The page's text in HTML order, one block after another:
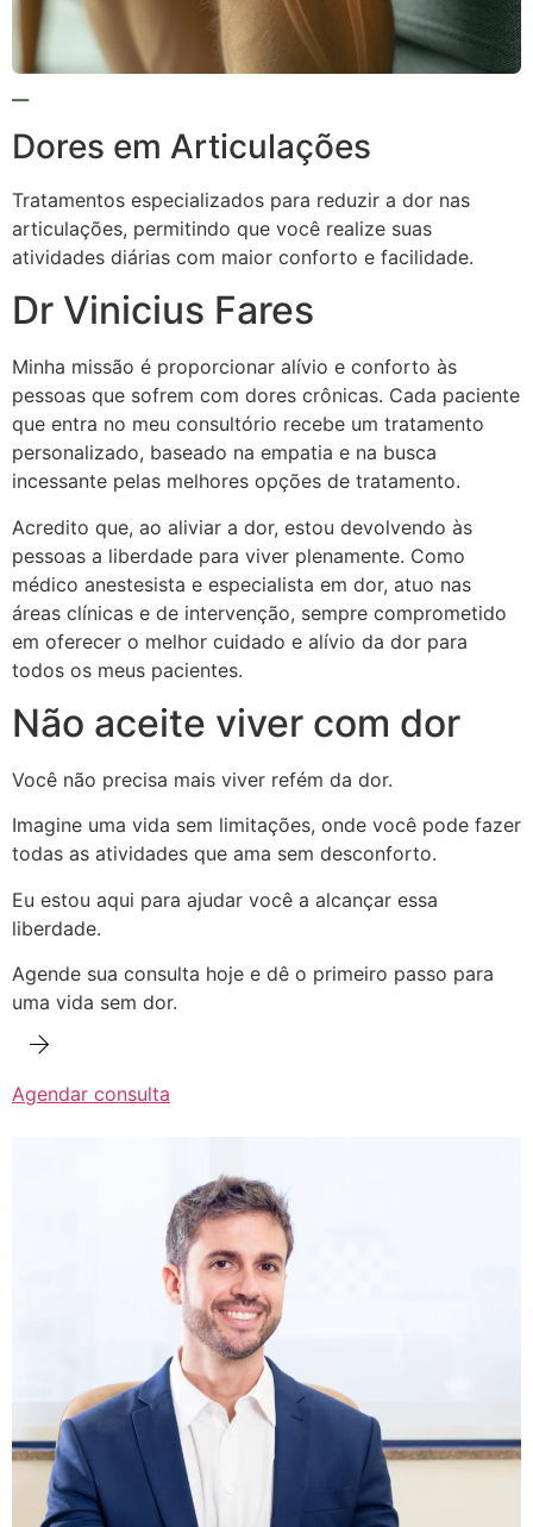
Dores em Articulações
Tratamentos especializados para reduzir a dor nas
articulações, permitindo que você realize suas
atividades diárias com maior conforto e facilidade.
Dr Vinicius Fares
Minha missão é proporcionar alívio e conforto às
pessoas que sofrem com dores crônicas. Cada paciente
que entra no meu consultório recebe um tratamento
personalizado, baseado na empatia e na busca
incessante pelas melhores opções de tratamento.
Acredito que, ao aliviar a dor, estou devolvendo às
pessoas a liberdade para viver plenamente. Como
médico anestesista e especialista em dor, atuo nas
áreas clínicas e de intervenção, sempre comprometido
em oferecer o melhor cuidado e alívio da dor para
todos os meus pacientes.
Não aceite viver com dor
Você não precisa mais viver refém da dor.
Imagine uma vida sem limitações, onde você pode fazer
todas as atividades que ama sem desconforto.
Eu estou aqui para ajudar você a alcançar essa
liberdade.
Agende sua consulta hoje e dê o primeiro passo para
uma vida sem dor.
Agendar consulta